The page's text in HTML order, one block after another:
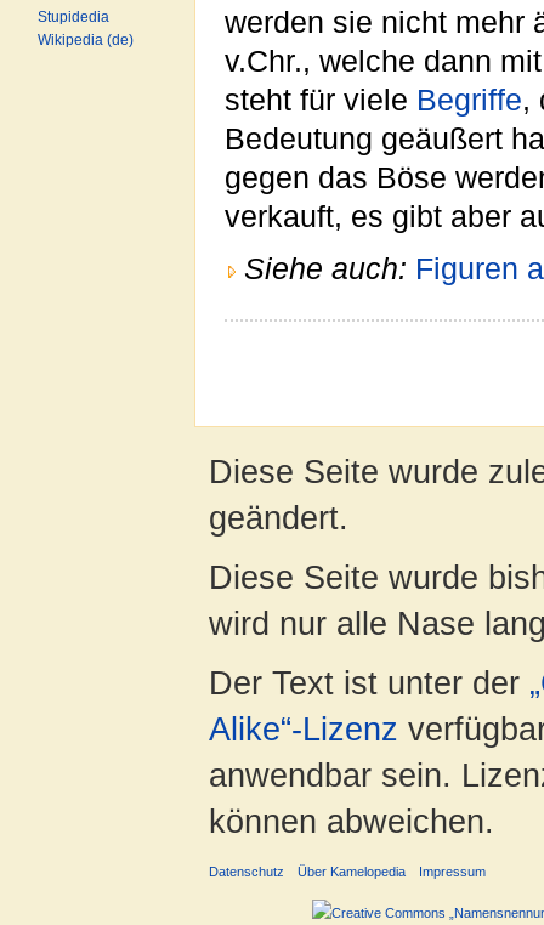
werden sie nicht mehr
v.Chr., welche dann
steht für viele Begriffe,
Bedeutung geäußert
gegen das Böse
verkauft, es gibt aber
Siehe auch: Figuren
Stupidedia
Wikipedia (de)
Diese Seite wurde
geändert.
Diese Seite wurde
wird nur alle Nase
Der Text ist unter der
Alike“-Lizenz
anwendbar sein.
können abweichen.
Datenschutz Über Kamelopedia Impressum